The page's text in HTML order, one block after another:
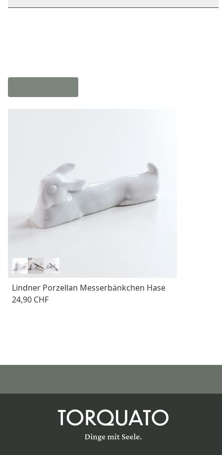
Lindner Porzellan Messerbänkchen Hase
24,90 CHF